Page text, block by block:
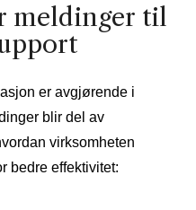
meldinger til
er avgjørende i
blir del av
virksomheten
bedre effektivitet: